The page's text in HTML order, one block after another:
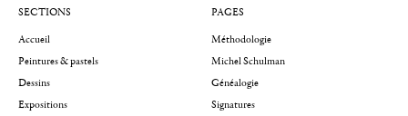
SECTIONS
Accueil
Peintures & pastels
Dessins
Expositions
PAGES
Méthodologie
Michel Schulman
Généalogie
Signatures